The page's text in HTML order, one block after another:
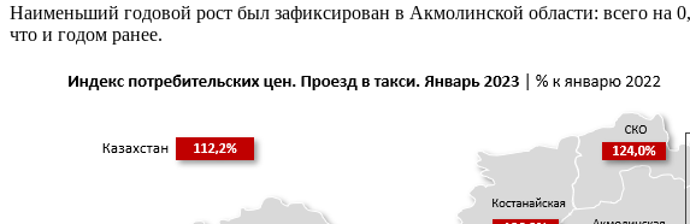
Наименьший годовой рост был зафиксирован в Акмолинской области: всего на
что и годом ранее.